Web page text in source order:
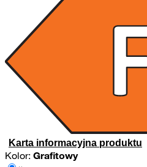
Karta informacyjna produktu
Kolor: Grafitowy